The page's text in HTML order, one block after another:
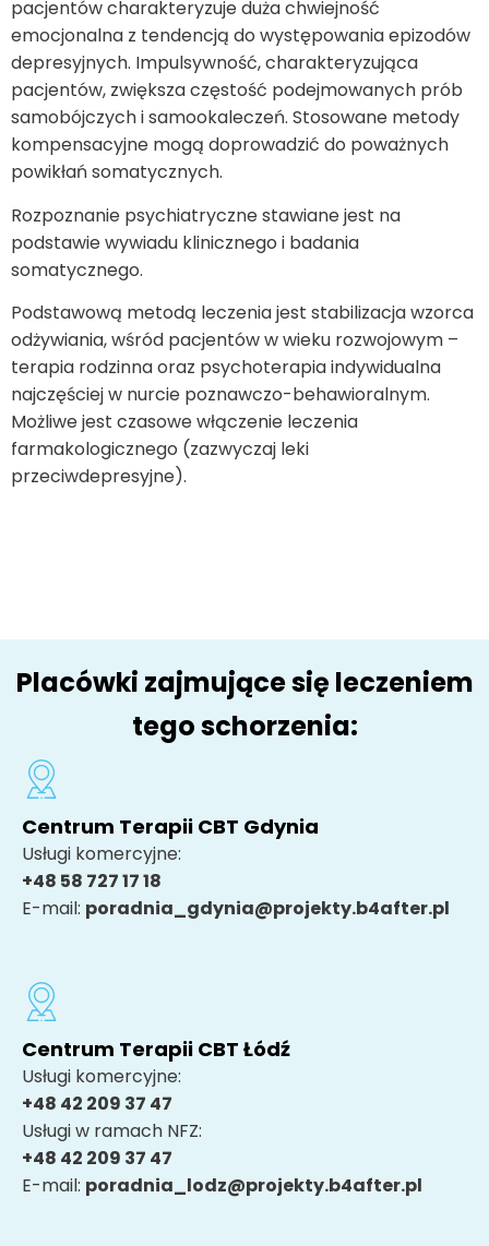
pacjentów charakteryzuje duża chwiejność
emocjonalna z tendencją do występowania epizodów
depresyjnych. Impulsywność, charakteryzująca
pacjentów, zwiększa częstość podejmowanych prób
samobójczych i samookaleczeń. Stosowane metody
kompensacyjne mogą doprowadzić do poważnych
powikłań somatycznych.
Rozpoznanie psychiatryczne stawiane jest na
podstawie wywiadu klinicznego i badania
somatycznego.
Podstawową metodą leczenia jest stabilizacja wzorca
odżywiania, wśród pacjentów w wieku rozwojowym –
terapia rodzinna oraz psychoterapia indywidualna
najczęściej w nurcie poznawczo-behawioralnym.
Możliwe jest czasowe włączenie leczenia
farmakologicznego (zazwyczaj leki
przeciwdepresyjne).
Placówki zajmujące się leczeniem
tego schorzenia:
Centrum Terapii CBT Gdynia
Usługi komercyjne:
+48 58 727 17 18
E-mail: poradnia_gdynia@projekty.b4after.pl
Centrum Terapii CBT Łódź
Usługi komercyjne:
+48 42 209 37 47
Usługi w ramach NFZ:
+48 42 209 37 47
E-mail: poradnia_lodz@projekty.b4after.pl